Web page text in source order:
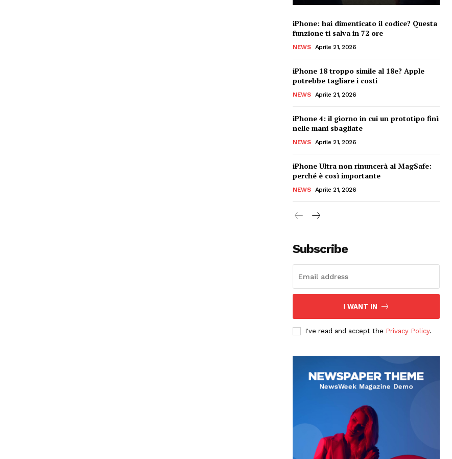
iPhone: hai dimenticato il codice? Questa
funzione ti salva in 72 ore
NEWS Aprile 21, 2026
iPhone 18 troppo simile al 18e? Apple
potrebbe tagliare i costi
NEWS Aprile 21, 2026
iPhone 4: il giorno in cui un prototipo finì
nelle mani sbagliate
NEWS Aprile 21, 2026
iPhone Ultra non rinuncerà al MagSafe:
perché è così importante
NEWS Aprile 21, 2026
Subscribe
I WANT IN
I've read and accept the Privacy Policy.